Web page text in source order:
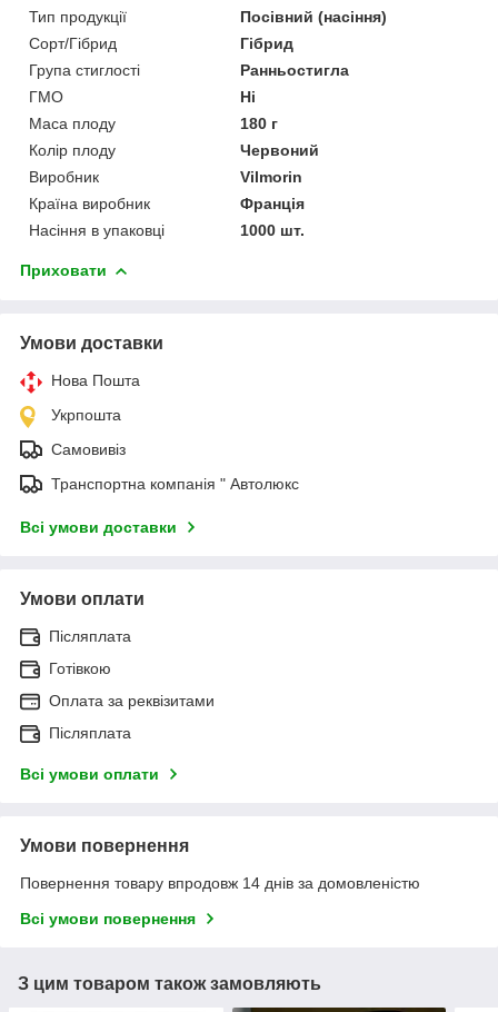
Тип продукції
Посівний (насіння)
Сорт/Гібрид
Гібрид
Група стиглості
Ранньостигла
ГМО
Ні
Маса плоду
180 г
Колір плоду
Червоний
Виробник
Vilmorin
Країна виробник
Франція
Насіння в упаковці
1000 шт.
Приховати
Умови доставки
Нова Пошта
Укрпошта
Самовивіз
Транспортна компанія " Автолюкс
Всі умови доставки
Умови оплати
Післяплата
Готівкою
Оплата за реквізитами
Післяплата
Всі умови оплати
Умови повернення
Повернення товару впродовж 14 днів за домовленістю
Всі умови повернення
З цим товаром також замовляють